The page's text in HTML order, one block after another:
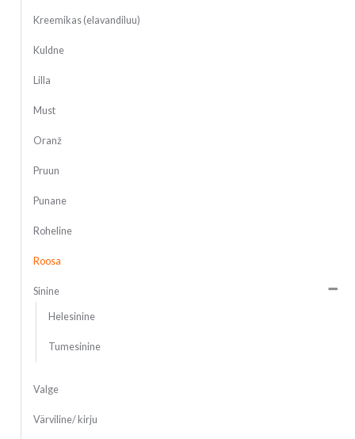
Kreemikas (elavandiluu)
Kuldne
Lilla
Must
Oranž
Pruun
Punane
Roheline
Roosa
Sinine
Helesinine
Tumesinine
Valge
Värviline/ kirju